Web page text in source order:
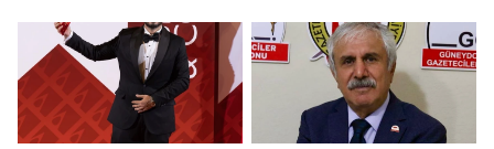
Taşıdı